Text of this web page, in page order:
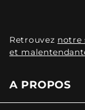
Retrouvez notre
et
A PROPOS